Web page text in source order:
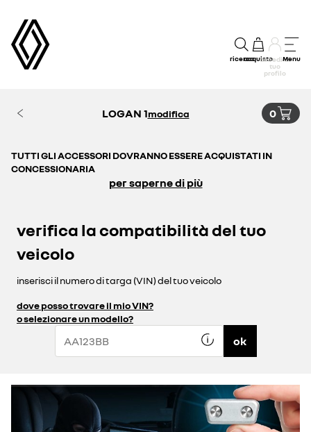
ricercaacquistoaccedi al
tuo
profilo
Menu
LOGAN 1modifica 0
TUTTI GLI ACCESSORI DOVRANNO ESSERE ACQUISTATI IN
CONCESSIONARIA
per saperne di più
verifica la compatibilità del tuo
veicolo
inserisci il numero di targa (VIN) del tuo veicolo
dove posso trovare il mio VIN?
o selezionare un modello?
ok